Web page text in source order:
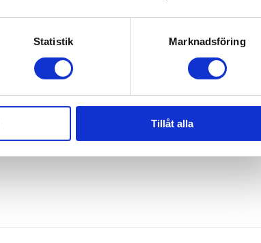
Statistik Marknadsföring
Tillåt alla